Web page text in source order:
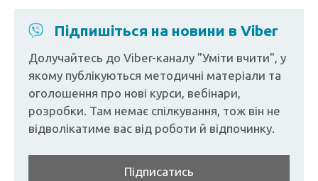
Підпишіться на новини в Viber
Долучайтесь до Viber-каналу "Уміти вчити", у
якому публікуються методичні матеріали та
оголошення про нові курси, вебінари,
розробки. Там немає спілкування, тож він не
відволікатиме вас від роботи й відпочинку.
Підписатись